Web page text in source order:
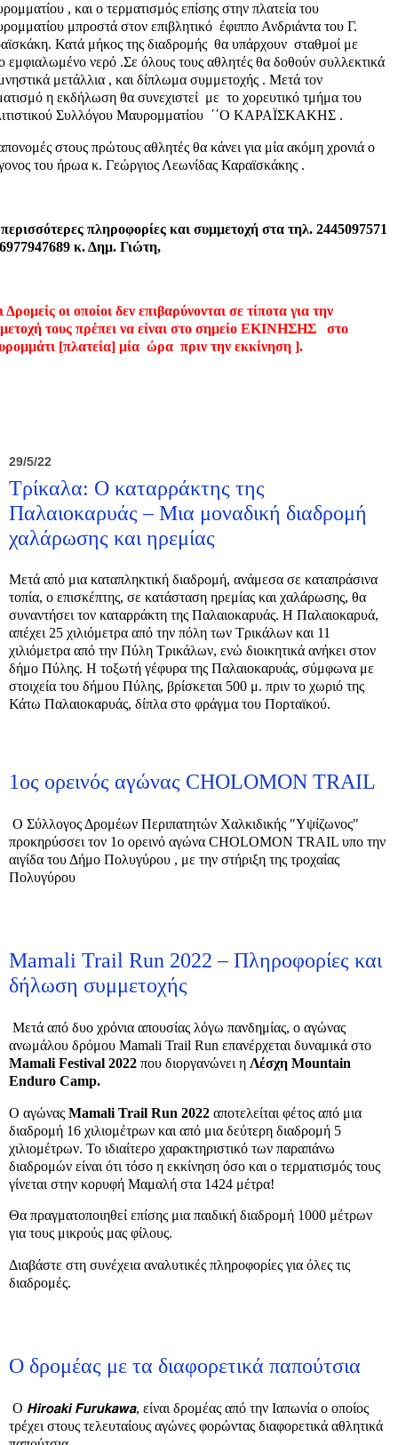
, και ο τερματισμός επίσης στην πλατεία του
μπροστά στον επιβλητικό έφιππο Ανδριάντα του Γ.
Κατά μήκος της διαδρομής θα υπάρχουν σταθμοί με
εμφιαλωμένο νερό .Σε όλους τους αθλητές θα δοθούν συλλεκτικά
μετάλλια , και δίπλωμα συμμετοχής . Μετά τον
η εκδήλωση θα συνεχιστεί με το χορευτικό τμήμα του
Συλλόγου Μαυρομματίου ΄΄Ο ΚΑΡΑΪΣΚΑΚΗΣ .
στους πρώτους αθλητές θα κάνει για μία ακόμη χρονιά ο
του ήρωα κ. Γεώργιος Λεωνίδας Καραϊσκάκης .
πληροφορίες και συμμετοχή στα τηλ. 2445097571
κ. Δημ. Γιώτη,
Δρομείς οι οποίοι δεν επιβαρύνονται σε τίποτα για την
τους πρέπει να είναι στο σημείο ΕΚΙΝΗΣΗΣ
στο
[πλατεία] μία ώρα πριν την εκκίνηση ].
29/5/22
Τρίκαλα: Ο καταρράκτης της
Παλαιοκαρυάς – Μια μοναδική διαδρομή
χαλάρωσης και ηρεμίας
Μετά από μια καταπληκτική διαδρομή, ανάμεσα σε καταπράσινα
τοπία, ο επισκέπτης, σε κατάσταση ηρεμίας και χαλάρωσης, θα
συναντήσει τον καταρράκτη της Παλαιοκαρυάς. Η Παλαιοκαρυά,
απέχει 25 χιλιόμετρα από την πόλη των Τρικάλων και 11
χιλιόμετρα από την Πύλη Τρικάλων, ενώ διοικητικά ανήκει στον
δήμο Πύλης. Η τοξωτή γέφυρα της Παλαιοκαρυάς, σύμφωνα με
στοιχεία του δήμου Πύλης, βρίσκεται 500 μ. πριν το χωριό της
Κάτω Παλαιοκαρυάς, δίπλα στο φράγμα του Πορταϊκού.
1ος ορεινός αγώνας CHOLOMON TRAIL
Ο Σύλλογος Δρομέων Περιπατητών Χαλκιδικής "Υψίζωνος"
προκηρύσσει τον 1ο ορεινό αγώνα CHOLOMON TRAIL υπο την
αιγίδα του Δήμο Πολυγύρου , με την στήριξη της τροχαίας
Πολυγύρου
Mamali Trail Run 2022 – Πληροφορίες και
δήλωση συμμετοχής
Μετά από δυο χρόνια απουσίας λόγω πανδημίας, ο αγώνας
ανωμάλου δρόμου Mamali Trail Run επανέρχεται δυναμικά στο
Mamali Festival 2022 που διοργανώνει η Λέσχη Mountain
Enduro Camp.
Ο αγώνας Mamali Trail Run 2022 αποτελείται φέτος από μια
διαδρομή 16 χιλιομέτρων και από μια δεύτερη διαδρομή 5
χιλιομέτρων. Το ιδιαίτερο χαρακτηριστικό των παραπάνω
διαδρομών είναι ότι τόσο η εκκίνηση όσο και ο τερματισμός τους
γίνεται στην κορυφή Μαμαλή στα 1424 μέτρα!
Θα πραγματοποιηθεί επίσης μια παιδική διαδρομή 1000 μέτρων
για τους μικρούς μας φίλους.
Διαβάστε στη συνέχεια αναλυτικές πληροφορίες για όλες τις
διαδρομές.
Ο δρομέας με τα διαφορετικά παπούτσια
Ο 𝙃𝙞𝙧𝙤𝙖𝙠𝙞 𝙁𝙪𝙧𝙪𝙠𝙖𝙬𝙖, είναι δρομέας από την Ιαπωνία ο οποίος
τρέχει στους τελευταίους αγώνες φορώντας διαφορετικά αθλητικά